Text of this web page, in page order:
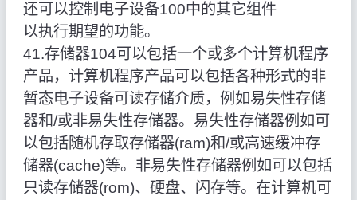
还可以控制电子设备100中的其它组件
以执行期望的功能。
41.存储器104可以包括一个或多个计算机程序
产品，计算机程序产品可以包括各种形式的非
暂态电子设备可读存储介质，例如易失性存储
器和/或非易失性存储器。易失性存储器例如可
以包括随机存取存储器(ram)和/或高速缓冲存
储器(cache)等。非易失性存储器例如可以包括
只读存储器(rom)、硬盘、闪存等。在计算机可